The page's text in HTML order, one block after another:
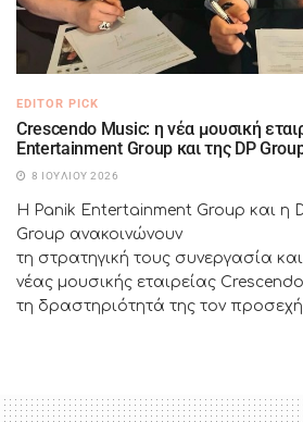
EDITOR PICK
Crescendo Music: η νέα μουσική
Entertainment Group και της DP
8 ΙΟΥΛΊΟΥ 2026
Η Panik Entertainment Group και η
Group ανακοινώνουν
τη στρατηγική τους συνεργασία
νέας μουσικής εταιρείας
τη δραστηριότητά της τον